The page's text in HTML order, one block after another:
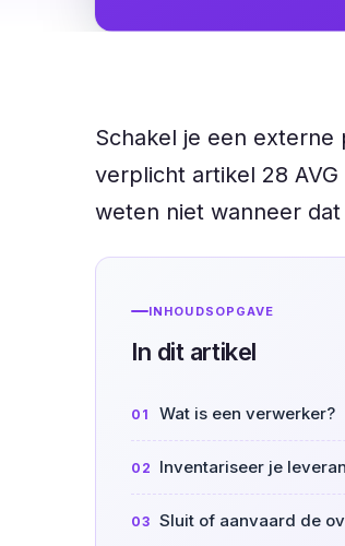
Schakel je een
verplicht artikel 28
weten niet wanneer
INHOUDSOPGAVE
In dit artikel
Wat is een verwerker?
Inventariseer je
Sluit of aanvaard de